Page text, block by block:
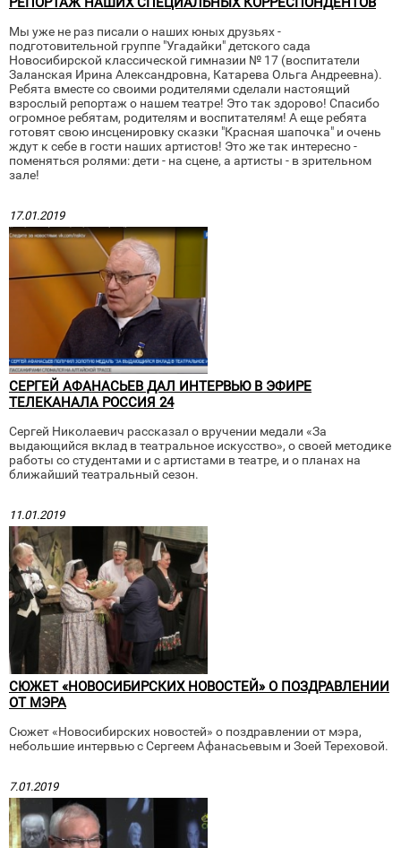
Мы уже не раз писали о наших юных друзьях -
подготовительной группе "Угадайки" детского сада
Новосибирской классической гимназии № 17 (воспитатели
Заланская Ирина Александровна, Катарева Ольга Андреевна).
Ребята вместе со своими родителями сделали настоящий
взрослый репортаж о нашем театре! Это так здорово! Спасибо
огромное ребятам, родителям и воспитателям! А еще ребята
готовят свою инсценировку сказки "Красная шапочка" и очень
ждут к себе в гости наших артистов! Это же так интересно -
поменяться ролями: дети - на сцене, а артисты - в зрительном
зале!
17.01.2019
СЕРГЕЙ АФАНАСЬЕВ ДАЛ ИНТЕРВЬЮ В ЭФИРЕ
ТЕЛЕКАНАЛА РОССИЯ 24
Сергей Николаевич рассказал о вручении медали «За
выдающийся вклад в театральное искусство», о своей методике
работы со студентами и с артистами в театре, и о планах на
ближайший театральный сезон.
11.01.2019
СЮЖЕТ «НОВОСИБИРСКИХ НОВОСТЕЙ» О ПОЗДРАВЛЕНИИ
ОТ МЭРА
Сюжет «Новосибирских новостей» о поздравлении от мэра,
небольшие интервью с Сергеем Афанасьевым и Зоей Тереховой.
7.01.2019